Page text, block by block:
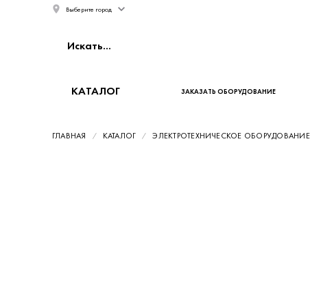
Выберите город
КАТАЛОГ ЗАКАЗАТЬ ОБОРУДОВАНИЕ
ГЛАВНАЯ КАТАЛОГ ЭЛЕКТРОТЕХНИЧЕСКОЕ ОБОРУДОВАНИЕ